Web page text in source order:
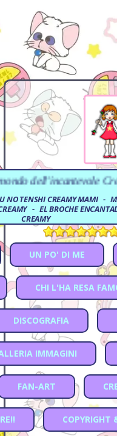
Mami!!!
TENSHI CREAMY MAMI -
- EL BROCHE
CREAMY
UN PO' DI ME
CHI L'HA RESA
DISCOGRAFIA
IMMAGINI
FAN-ART
COPYRIGHT